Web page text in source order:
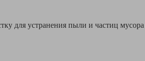
для устранения пыли и частиц мусора